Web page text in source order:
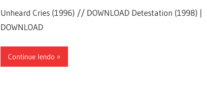
Unheard Cries (1996) // DOWNLOAD Detestation (1998) |
DOWNLOAD
Continue lendo